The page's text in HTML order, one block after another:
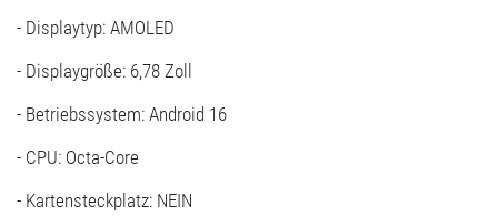
- Displaytyp: AMOLED
- Displaygröße: 6,78 Zoll
- Betriebssystem: Android 16
- CPU: Octa-Core
- Kartensteckplatz: NEIN